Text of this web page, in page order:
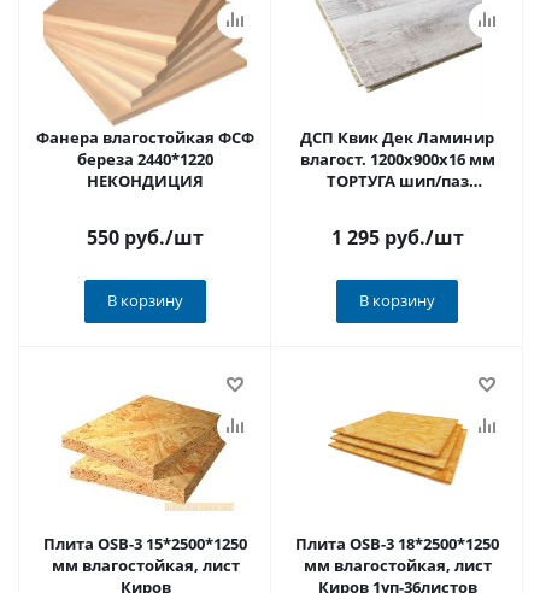
Фанера влагостойкая ФСФ
береза 2440*1220
НЕКОНДИЦИЯ
550 руб./шт
В корзину
ДСП Квик Дек Ламинир
влагост. 1200х900х16 мм
ТОРТУГА шип/паз
1 295 руб./шт
В корзину
Плита OSB-3 15*2500*1250
мм влагостойкая, лист
Киров
Плита OSB-3 18*2500*1250
мм влагостойкая, лист
Киров 1уп-36листов